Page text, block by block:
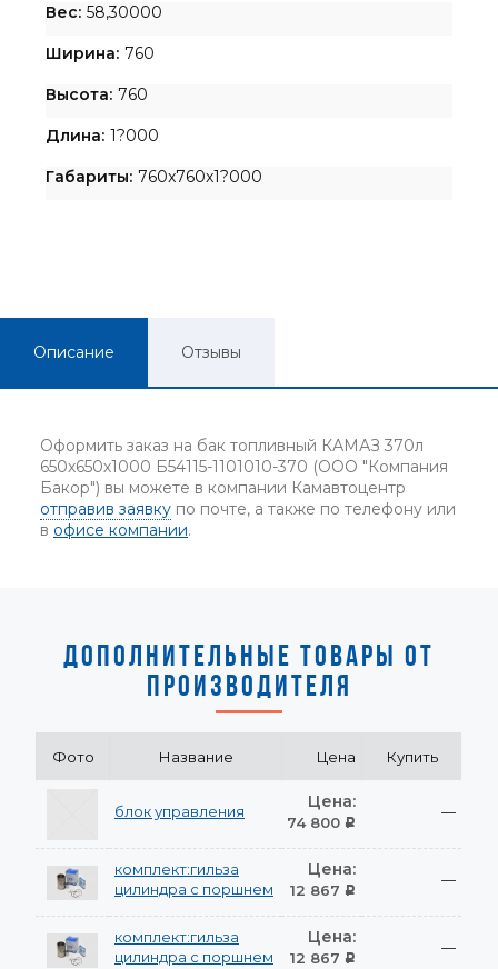
Вес: 58,30000
Ширина: 760
Высота: 760
Длина: 1?000
Габариты: 760x760x1?000
Описание Отзывы
Оформить заказ на бак топливный КАМАЗ 370л
650х650х1000 Б54115-1101010-370 (ООО "Компания
Бакор") вы можете в компании Камавтоцентр
отправив заявку по почте, а также по телефону или
в офисе компании.
ДОПОЛНИТЕЛЬНЫЕ ТОВАРЫ ОТ
ПРОИЗВОДИТЕЛЯ
Фото Название Цена Купить
блок управления Цена:
74 800 Р
—
комплект:гильза
цилиндра с поршнем
Цена:
12 867 Р
—
комплект:гильза
цилиндра с поршнем
Цена:
12 867 Р
—